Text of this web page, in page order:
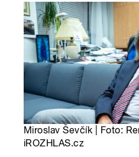
Miroslav Ševčík | Foto:
iROZHLAS.cz